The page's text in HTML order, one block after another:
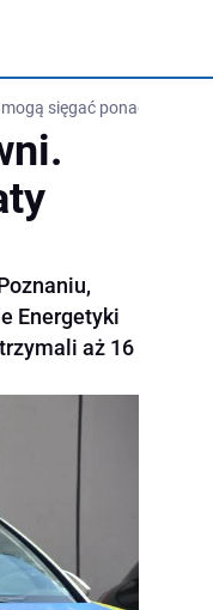
sięgać ponad 8,5 mln zł
Energetyki
aż 16